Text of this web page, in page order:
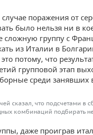
поражения от
было нельзя ни в
сложную группу с
из Италии в
потому, что
групповой этап
среди занявших
сказал, что подсчетами в
комбинаций подбирать
даже проиграв